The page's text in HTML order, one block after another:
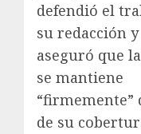
defendió el
su redacción y
aseguró que
se mantiene
“firmemente”
de su